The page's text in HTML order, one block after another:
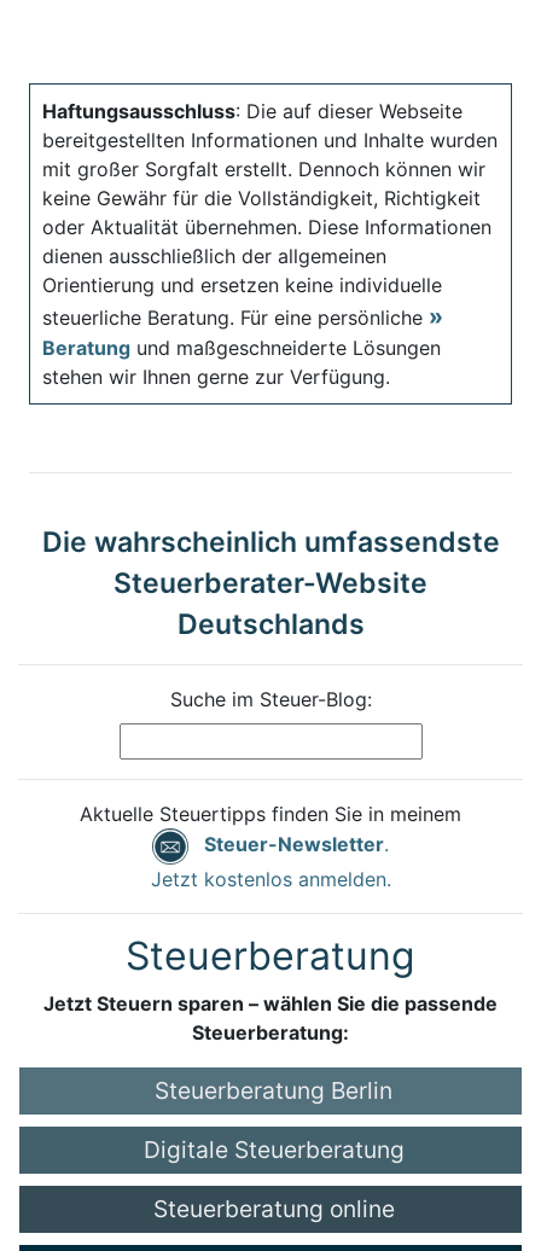
Haftungsausschluss: Die auf dieser Webseite
bereitgestellten Informationen und Inhalte wurden
mit großer Sorgfalt erstellt. Dennoch können wir
keine Gewähr für die Vollständigkeit, Richtigkeit
oder Aktualität übernehmen. Diese Informationen
dienen ausschließlich der allgemeinen
Orientierung und ersetzen keine individuelle
steuerliche Beratung. Für eine persönliche
Beratung und maßgeschneiderte Lösungen
stehen wir Ihnen gerne zur Verfügung.
Die wahrscheinlich umfassendste
Steuerberater-Website
Deutschlands
Suche im Steuer-Blog:
Aktuelle Steuertipps finden Sie in meinem
Steuer-Newsletter.
Jetzt kostenlos anmelden.
Steuerberatung
Jetzt Steuern sparen – wählen Sie die passende
Steuerberatung:
Steuerberatung Berlin
Digitale Steuerberatung
Steuerberatung online